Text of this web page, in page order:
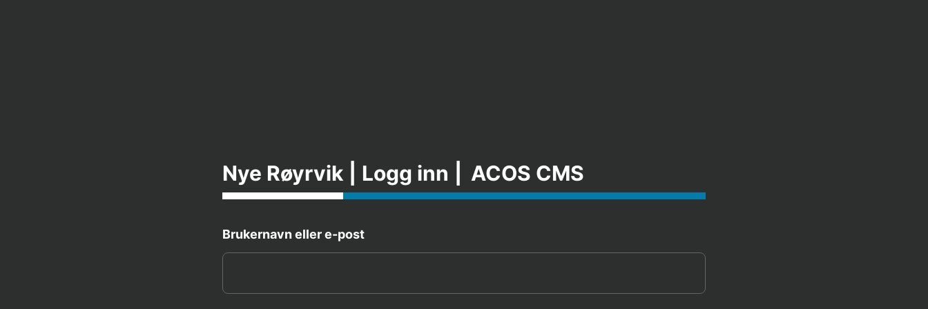
Nye Røyrvik Logg inn ACOS CMS
Brukernavn eller e-post